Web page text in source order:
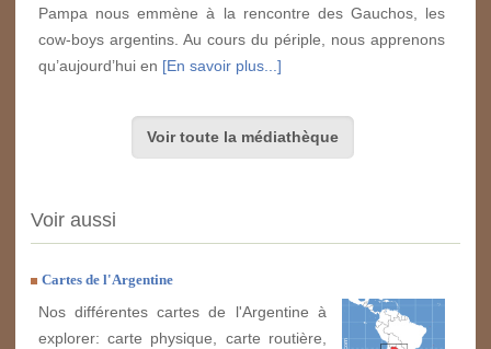
Pampa nous emmène à la rencontre des Gauchos, les
cow-boys argentins. Au cours du périple, nous apprenons
qu’aujourd’hui en [En savoir plus...]
Voir toute la médiathèque
Voir aussi
Cartes de l'Argentine
Nos différentes cartes de l'Argentine à
explorer: carte physique, carte routière,